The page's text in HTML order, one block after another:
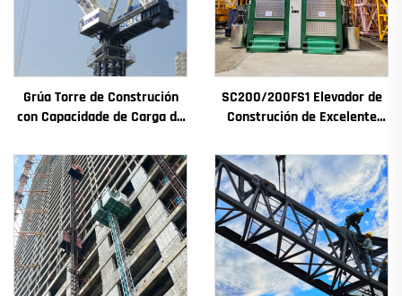
Grúa Torre de Construción
con Capacidade de Carga de
Cambios Motor de
Engranaxes Coxinetes
Principais
SC200/200FS1 Elevador de
Construción de Excelente
de Edificios e Pozo de
Ascensor para Alxeria